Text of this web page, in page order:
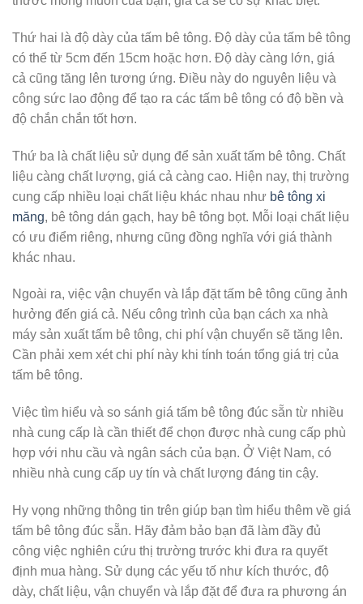
Thứ hai là độ dày của tấm bê tông. Độ dày của tấm bê tông
có thể từ 5cm đến 15cm hoặc hơn. Độ dày càng lớn, giá
cả cũng tăng lên tương ứng. Điều này do nguyên liệu và
công sức lao động để tạo ra các tấm bê tông có độ bền và
độ chắn chắn tốt hơn.
Thứ ba là chất liệu sử dụng để sản xuất tấm bê tông. Chất
liệu càng chất lượng, giá cả càng cao. Hiện nay, thị trường
cung cấp nhiều loại chất liệu khác nhau như bê tông xi
măng, bê tông dán gạch, hay bê tông bọt. Mỗi loại chất liệu
có ưu điểm riêng, nhưng cũng đồng nghĩa với giá thành
khác nhau.
Ngoài ra, việc vận chuyển và lắp đặt tấm bê tông cũng ảnh
hưởng đến giá cả. Nếu công trình của bạn cách xa nhà
máy sản xuất tấm bê tông, chi phí vận chuyển sẽ tăng lên.
Cần phải xem xét chi phí này khi tính toán tổng giá trị của
tấm bê tông.
Việc tìm hiểu và so sánh giá tấm bê tông đúc sẵn từ nhiều
nhà cung cấp là cần thiết để chọn được nhà cung cấp phù
hợp với nhu cầu và ngân sách của bạn. Ở Việt Nam, có
nhiều nhà cung cấp uy tín và chất lượng đáng tin cậy.
Hy vọng những thông tin trên giúp bạn tìm hiểu thêm về giá
tấm bê tông đúc sẵn. Hãy đảm bảo bạn đã làm đầy đủ
công việc nghiên cứu thị trường trước khi đưa ra quyết
định mua hàng. Sử dụng các yếu tố như kích thước, độ
dày, chất liệu, vận chuyển và lắp đặt để đưa ra phương án